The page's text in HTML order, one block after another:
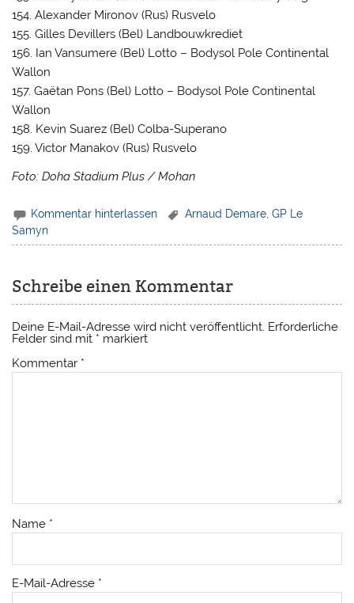
154. Alexander Mironov (Rus) Rusvelo
155. Gilles Devillers (Bel) Landbouwkrediet
156. Ian Vansumere (Bel) Lotto – Bodysol Pole Continental
Wallon
157. Gaëtan Pons (Bel) Lotto – Bodysol Pole Continental
Wallon
158. Kevin Suarez (Bel) Colba-Superano
159. Victor Manakov (Rus) Rusvelo
Foto: Doha Stadium Plus / Mohan
Kommentar hinterlassen Arnaud Demare ,GP Le
Samyn
Schreibe einen Kommentar
Deine E-Mail-Adresse wird nicht veröffentlicht. Erforderliche
Felder sind mit * markiert
Kommentar *
Name *
E-Mail-Adresse *